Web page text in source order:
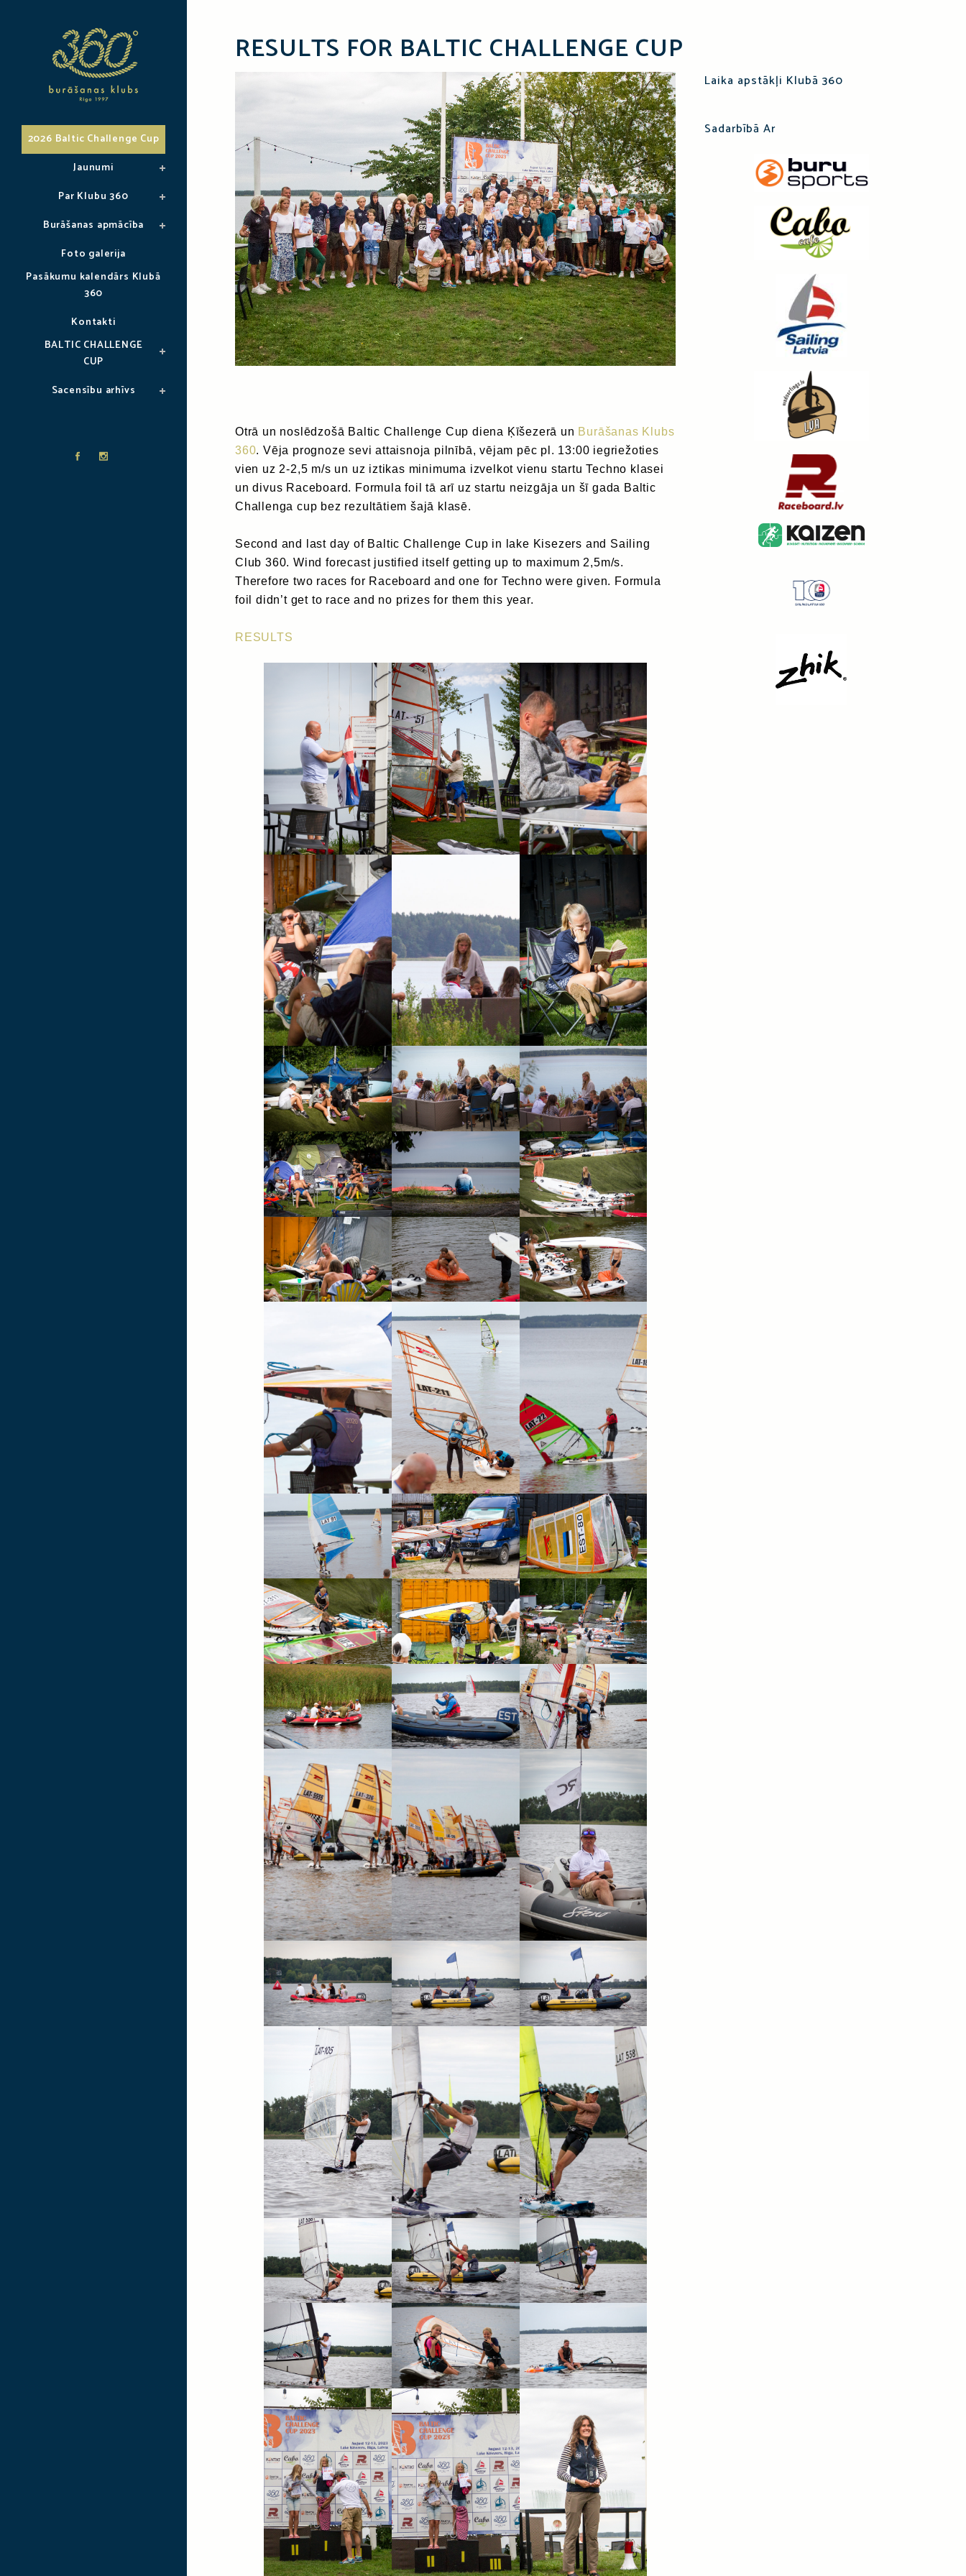
2026 Baltic Challenge Cup
Jaunumi
Par Klubu 360
Burāšanas apmācība
Foto galerija
Pasākumu kalendārs Klubā
360
Kontakti
BALTIC CHALLENGE
CUP
Sacensību arhīvs
RESULTS FOR BALTIC CHALLENGE CUP
Otrā un noslēdzošā Baltic Challenge Cup diena Ķīšezerā un Burāšanas Klubs
360. Vēja prognoze sevi attaisnoja pilnībā, vējam pēc pl. 13:00 iegriežoties
vien uz 2-2,5 m/s un uz iztikas minimuma izvelkot vienu startu Techno klasei
un divus Raceboard. Formula foil tā arī uz startu neizgāja un šī gada Baltic
Challenga cup bez rezultātiem šajā klasē.
Second and last day of Baltic Challenge Cup in lake Kisezers and Sailing
Club 360. Wind forecast justified itself getting up to maximum 2,5m/s.
Therefore two races for Raceboard and one for Techno were given. Formula
foil didn’t get to race and no prizes for them this year.
RESULTS
Laika apstākļi Klubā 360
Sadarbībā Ar